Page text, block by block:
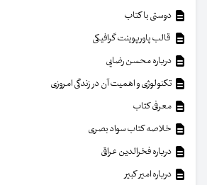
دوستی با کتاب
قالب پاورپوینت گرافیکی
درباره محسن رضایی
تکنولوژی و اهمیت آن در زندگی امروزی
معرفی کتاب
خلاصه کتاب سواد بصری
درباره فخرالدین عراقی
درباره امیر کبیر